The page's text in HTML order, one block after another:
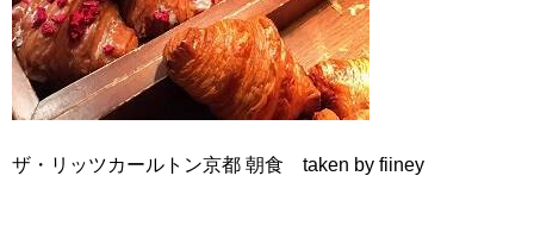
ザ・リッツカールトン京都 朝食 taken by fiiney